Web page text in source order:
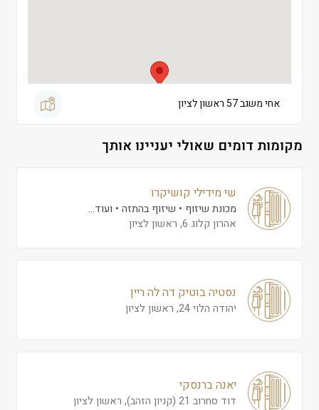
אחי משגב 57 ראשון לציון
מקומות דומים שאולי יעניינו אותך
שי מידילי קושיקרו
מכונת שיזוף שיזוף בהתזה
ועוד...
אהרון קלוג 6, ראשון לציון
נסטיה בוטיק דה לה ריין
יהודה הלוי 24, ראשון לציון
יאנה ברנסקי
דוד סחרוב 21 (קניון הזהב), ראשון לציון